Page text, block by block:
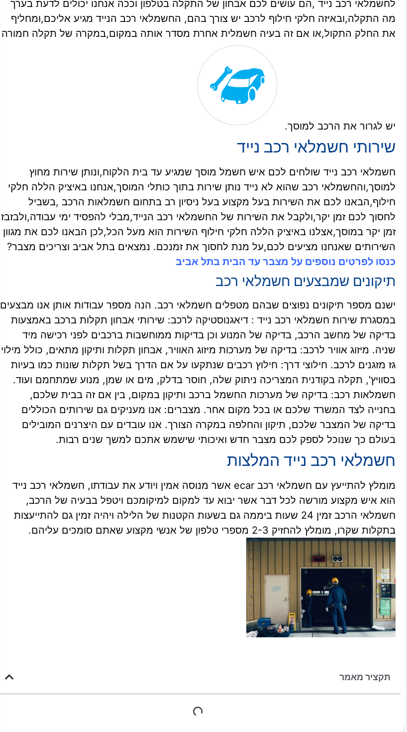
לחשמלאי רכב נייד ,הם עושים לכם אבחון של התקלה בטלפון וככה אנחנו יכולים לדעת בערך
מה התקלה,ובאיזה חלקי חילוף לרכב יש צורך בהם, החשמלאי רכב הנייד מגיע אליכם,ומחליף
את החלק התקול,או אם זה בעיה חשמלית אחרת מסדר אותה במקום,במקרה של תקלה חמורה
יש לגרור את הרכב למוסך.
שירותי חשמלאי רכב נייד
חשמלאי רכב נייד שולחים לכם איש חשמל מוסך שמגיע עד בית הלקוח,ונותן שירות מחוץ
למוסך,והחשמלאי רכב שהוא לא נייד נותן שירות בתוך כותלי המוסך,אנחנו באיציק הללה חלקי
חילוף,הבאנו לכם את השירות בעל מקצוע בעל ניסיון רב בתחום חשמלאות הרכב ,בשביל
לחסוך לכם זמן יקר,ולקבל את השירות של החשמלאי רכב הנייד,מבלי להפסיד ימי עבודה,ולבזבז
זמן יקר במוסך,אצלנו באיציק הללה חלקי חילוף השירות הוא מעל הכל,לכן הבאנו לכם את מגוון
השירותים שאנחנו מציעים לכם,על מנת לחסוך את זמנכם. נמצאים בתל אביב וצריכים מצבר?
כנסו לפרטים נוספים על מצבר עד הבית בתל אביב
תיקונים שמבצעים חשמלאי רכב
ישנם מספר תיקונים נפוצים שבהם מטפלים חשמלאי רכב. הנה מספר עבודות אותן אנו מבצעים
במסגרת שירות חשמלאי רכב נייד : דיאגנוסטיקה לרכב: שירותי אבחון תקלות ברכב באמצעות
בדיקה של מחשב הרכב, בדיקה של המנוע וכן בדיקות ממוחשבות ברכבים לפני רכישה מיד
שניה. מיזוג אוויר לרכב: בדיקה של מערכות מיזוג האוויר, אבחון תקלות ותיקון מתאים, כולל מילוי
גז מזגנים לרכב. חילוצי דרך: חילוץ רכבים שנתקעו על אם הדרך בשל תקלות שונות כמו בעיות
בסוויץ', תקלה בקודנית המצריכה ניתוק שלה, חוסר בדלק, מים או שמן, מנוע שמתחמם ועוד.
חשמלאות רכב: בדיקה של מערכות החשמל ברכב ותיקון במקום, בין אם זה בבית שלכם,
בחנייה לצד המשרד שלכם או בכל מקום אחר. מצברים: אנו מעניקים גם שירותים הכוללים
בדיקה של המצבר שלכם, תיקון והחלפה במקרה הצורך. אנו עובדים עם היצרנים המובילים
בעולם כך שנוכל לספק לכם מצבר חדש ואיכותי שישמש אתכם למשך שנים רבות.
חשמלאי רכב נייד המלצות
מומלץ להתייעץ עם חשמלאי רכב ecar אשר מנוסה אמין ויודע את עבודתו, חשמלאי רכב נייד
הוא איש מקצוע מורשה לכל דבר אשר יבוא עד למקום למיקומכם ויטפל בבעיה של הרכב,
חשמלאי הרכב זמין 24 שעות ביממה גם בשעות הקטנות של הלילה ויהיה זמין גם להתייעצות
בתקלות שקרו, מומלץ להחזיק 2-3 מספרי טלפון של אנשי מקצוע שאתם סומכים עליהם.
תקציר מאמר